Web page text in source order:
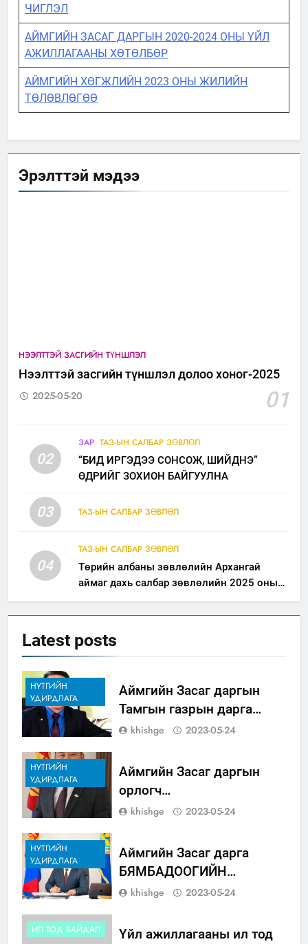
ЧИГЛЭЛ
АЙМГИЙН ЗАСАГ ДАРГЫН 2020-2024 ОНЫ ҮЙЛ
АЖИЛЛАГААНЫ ХӨТӨЛБӨР
АЙМГИЙН ХӨГЖЛИЙН 2023 ОНЫ ЖИЛИЙН
ТӨЛӨВЛӨГӨӨ
Эрэлттэй мэдээ
НЭЭЛТТЭЙ ЗАСГИЙН ТҮНШЛЭЛ
Нээлттэй засгийн түншлэл долоо хоног-2025
01
2025-05-20
02
ЗАР ТАЗ-ЫН САЛБАР ЗӨВЛӨЛ
“БИД ИРГЭДЭЭ СОНСОЖ, ШИЙДНЭ”
ӨДРИЙГ ЗОХИОН БАЙГУУЛНА
03 ТАЗ-ЫН САЛБАР ЗӨВЛӨЛ
04
ТАЗ-ЫН САЛБАР ЗӨВЛӨЛ
Төрийн албаны зөвлөлийн Архангай
аймаг дахь салбар зөвлөлийн 2025 оны
үйл ажиллагааны жилийн төлөвлөгөө
Latest posts
НУТГИЙН
УДИРДЛАГА
Аймгийн Засаг даргын
Тамгын газрын дарга
ШАГДАРСҮРЭНГИЙН
khishge 2023-05-24
НУТГИЙН
УДИРДЛАГА
Аймгийн Засаг даргын
орлогч
ЧУЛУУНБААТАРЫН
khishge 2023-05-24
НУТГИЙН
УДИРДЛАГА
Аймгийн Засаг дарга
БЯМБАДООГИЙН
ЦЭРЭННАДМИД
khishge 2023-05-24
ИЛ ТОД БАЙДАЛ Үйл ажиллагааны ил тод